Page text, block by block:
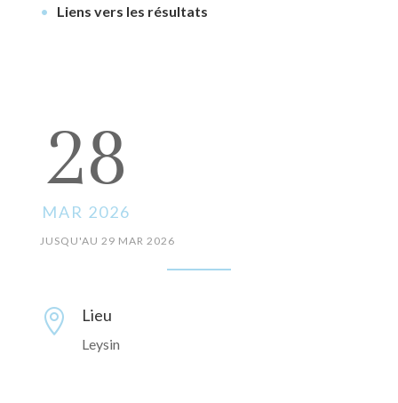
Liens vers les résultats
28
MAR 2026
JUSQU'AU 29 MAR 2026
 Lieu
Leysin